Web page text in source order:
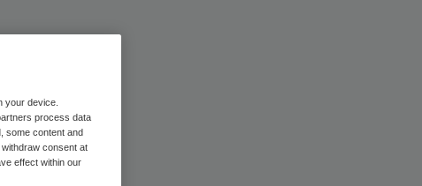
your device.
process data
some content and
consent at
effect within our